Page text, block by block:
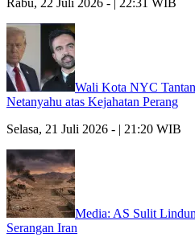
Wali Kota NYC
Netanyahu atas Kejahatan Perang
Selasa, 21 Juli 2026 - | 21:20 WIB
Media: AS Sulit
Serangan Iran